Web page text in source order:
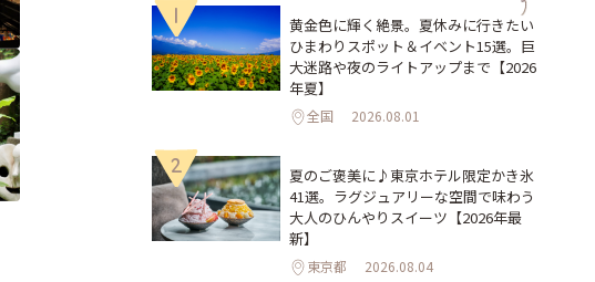
1
黄金色に輝く絶景。夏休みに行きたい
ひまわりスポット＆イベント15選。巨
大迷路や夜のライトアップまで【2026
年夏】
全国 2026.08.01
2
夏のご褒美に♪東京ホテル限定かき氷
41選。ラグジュアリーな空間で味わう
大人のひんやりスイーツ【2026年最
新】
東京都 2026.08.04